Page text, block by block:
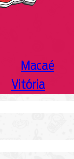
Macaé
Vitória